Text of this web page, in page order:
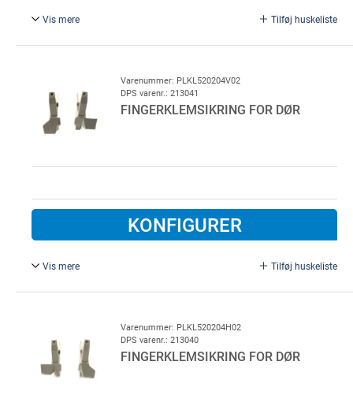
Vis mere Tilføj huskeliste
Varenummer: PLKL520204V02
DPS varenr.: 213041
FINGERKLEMSIKRING FOR DØR
KONFIGURER
Vis mere Tilføj huskeliste
Varenummer: PLKL520204H02
DPS varenr.: 213040
FINGERKLEMSIKRING FOR DØR